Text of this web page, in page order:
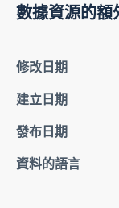
數據資源的額
修改日期
建立日期
發布日期
資料的語言